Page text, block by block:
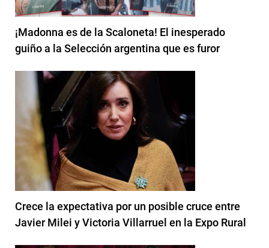
¡Madonna es de la Scaloneta! El inesperado
guiño a la Selección argentina que es furor
Crece la expectativa por un posible cruce entre
Javier Milei y Victoria Villarruel en la Expo Rural